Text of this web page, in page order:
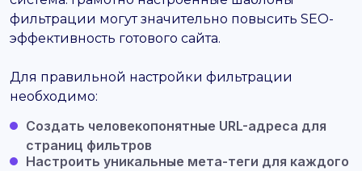
фильтрации могут значительно повысить SEO-
эффективность готового сайта.
Для правильной настройки фильтрации
необходимо:
Создать человекопонятные URL-адреса для
страниц фильтров
Настроить уникальные мета-теги для каждого